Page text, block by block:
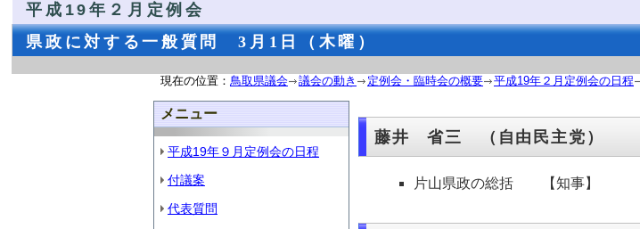
平成19年２月定例会
県政に対する一般質問 3月1日（木曜）
現在の位置： 鳥取県議会 議会の動き 定例会・臨時会の概要 平成19年２月定例会の日程
メニュー
平成19年９月定例会の日程
付議案
代表質問
藤井 省三 （自由民主党）
片山県政の総括 【知事】